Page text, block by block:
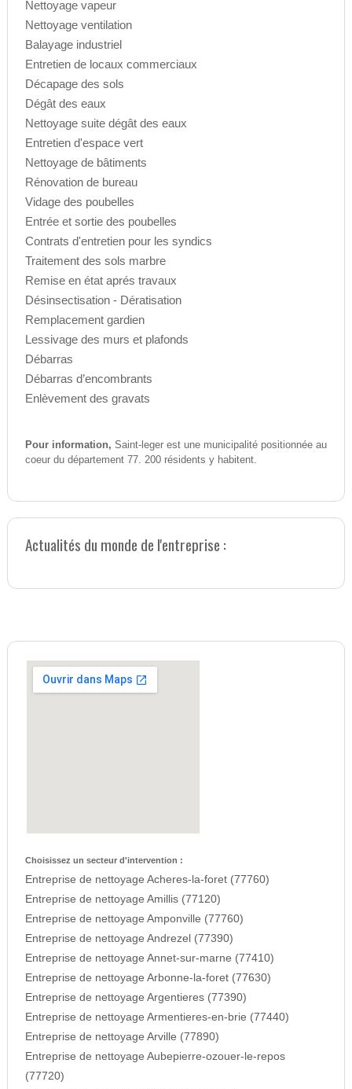
Nettoyage vapeur
Nettoyage ventilation
Balayage industriel
Entretien de locaux commerciaux
Décapage des sols
Dégât des eaux
Nettoyage suite dégât des eaux
Entretien d'espace vert
Nettoyage de bâtiments
Rénovation de bureau
Vidage des poubelles
Entrée et sortie des poubelles
Contrats d'entretien pour les syndics
Traitement des sols marbre
Remise en état aprés travaux
Désinsectisation - Dératisation
Remplacement gardien
Lessivage des murs et plafonds
Débarras
Débarras d’encombrants
Enlèvement des gravats
Pour information, Saint-leger est une municipalité positionnée au
coeur du département 77. 200 résidents y habitent.
Actualités du monde de l'entreprise :
Choisissez un secteur d'intervention :
Entreprise de nettoyage Acheres-la-foret (77760)
Entreprise de nettoyage Amillis (77120)
Entreprise de nettoyage Amponville (77760)
Entreprise de nettoyage Andrezel (77390)
Entreprise de nettoyage Annet-sur-marne (77410)
Entreprise de nettoyage Arbonne-la-foret (77630)
Entreprise de nettoyage Argentieres (77390)
Entreprise de nettoyage Armentieres-en-brie (77440)
Entreprise de nettoyage Arville (77890)
Entreprise de nettoyage Aubepierre-ozouer-le-repos
(77720)